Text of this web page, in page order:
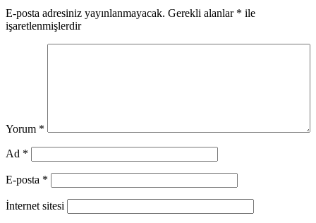
E-posta adresiniz yayınlanmayacak. Gerekli alanlar * ile
işaretlenmişlerdir
Yorum *
Ad *
E-posta *
İnternet sitesi